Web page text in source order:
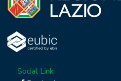
Social Link